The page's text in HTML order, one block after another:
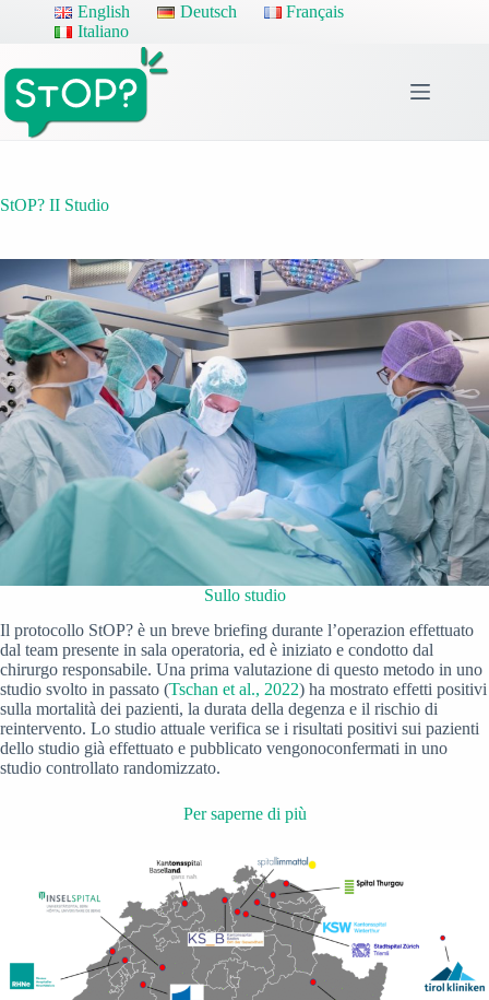
English Deutsch
Français
Italiano
StOP? II Studio
Sullo studio
Il protocollo StOP? è un breve briefing durante l’operazion effettuato
dal team presente in sala operatoria, ed è iniziato e condotto dal
chirurgo responsabile. Una prima valutazione di questo metodo in uno
studio svolto in passato (Tschan et al., 2022) ha mostrato effetti positivi
sulla mortalità dei pazienti, la durata della degenza e il rischio di
reintervento. Lo studio attuale verifica se i risultati positivi sui pazienti
dello studio già effettuato e pubblicato vengonoconfermati in uno
studio controllato randomizzato.
Per saperne di più